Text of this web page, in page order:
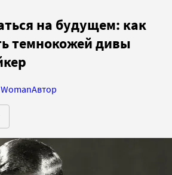
на будущем: как
темнокожей дивы
Автор